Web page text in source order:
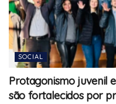
SOCIAL
Protagonismo juvenil
são fortalecidos por